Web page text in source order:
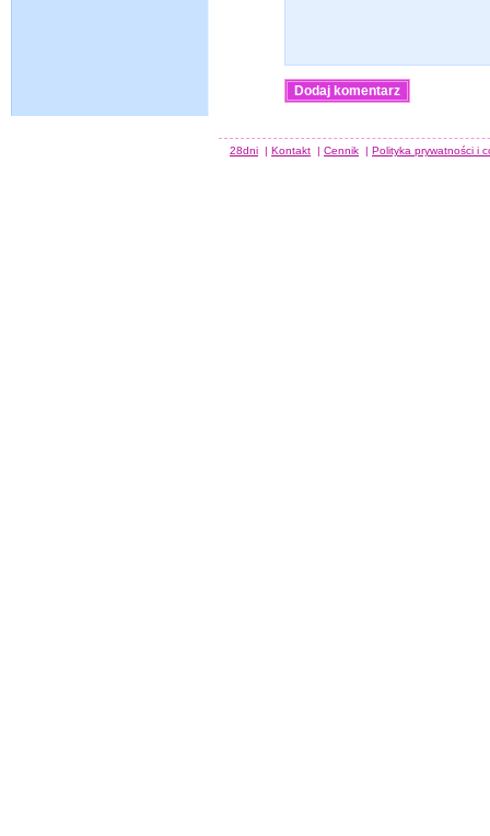
28dni | Kontakt | Cennik | Polityka prywatności i